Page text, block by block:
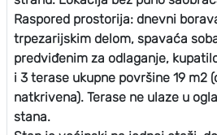
Raspored prostorija: dnevni
trpezarijskim delom, spavaća
predviđenim za odlaganje,
i 3 terase ukupne površine 19 m2
natkrivena). Terase ne ulaze u
stana.